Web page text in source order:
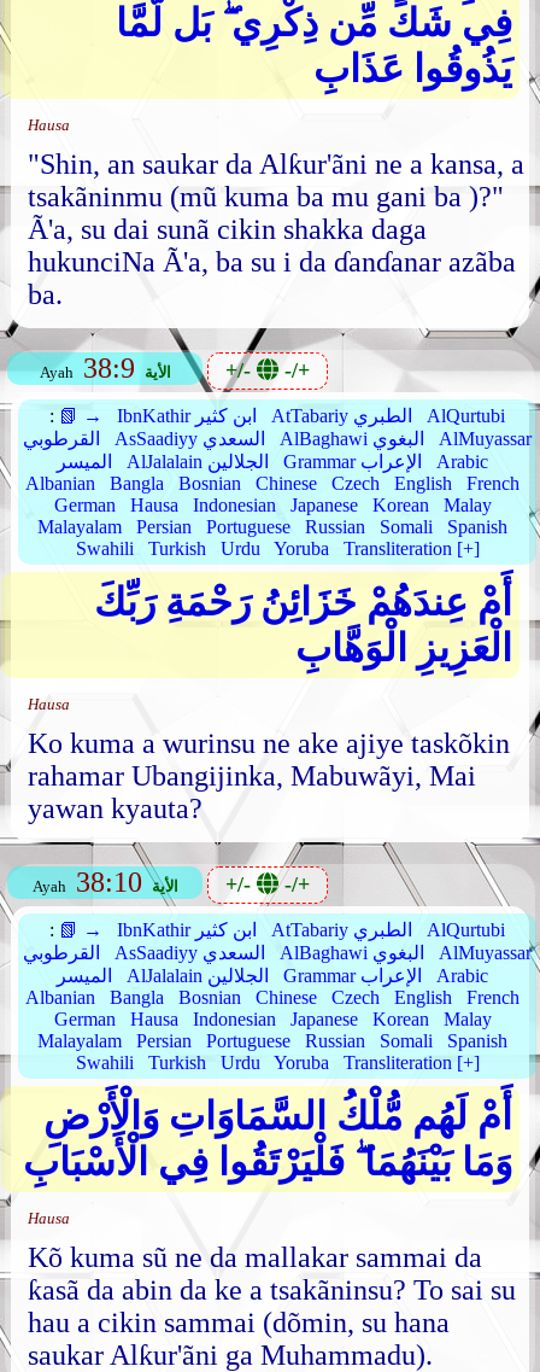
فِي شَكٍّ مِّن ذِكْرِي ۖ بَل لَّمَّا
يَذُوقُوا عَذَابِ
Hausa
"Shin, an saukar da Alƙur'ãni ne a kansa, a
tsakãninmu (mũ kuma ba mu gani ba )?"
Ã'a, su dai sunã cikin shakka daga
hukunciNa Ã'a, ba su i da ɗanɗanar azãba
ba.
Ayah 38:9 الأية +/- -/+
: 📗 → IbnKathir ابن كثير AtTabariy الطبري
AlQurtubi
القرطوبي
AsSaadiyy السعدي AlBaghawi البغوي
AlMuyassar
الميسر
AlJalalain الجلالين Grammar الإعراب
Arabic
Albanian
Bangla Bosnian Chinese Czech English
French
German
Hausa Indonesian Japanese Korean
Malay
Malayalam
Persian Portuguese Russian Somali
Spanish
Swahili
Turkish Urdu Yoruba Transliteration [+]
أَمْ عِندَهُمْ خَزَائِنُ رَحْمَةِ رَبِّكَ
الْعَزِيزِ الْوَهَّابِ
Hausa
Ko kuma a wurinsu ne ake ajiye taskõkin
rahamar Ubangijinka, Mabuwãyi, Mai
yawan kyauta?
Ayah 38:10 الأية +/- -/+
: 📗 → IbnKathir ابن كثير AtTabariy الطبري
AlQurtubi
القرطوبي
AsSaadiyy السعدي AlBaghawi البغوي
AlMuyassar
الميسر
AlJalalain الجلالين Grammar الإعراب
Arabic
Albanian
Bangla Bosnian Chinese Czech English
French
German
Hausa Indonesian Japanese Korean
Malay
Malayalam
Persian Portuguese Russian Somali
Spanish
Swahili
Turkish Urdu Yoruba Transliteration [+]
أَمْ لَهُم مُّلْكُ السَّمَاوَاتِ وَالْأَرْضِ
وَمَا بَيْنَهُمَا ۖ فَلْيَرْتَقُوا فِي الْأَسْبَابِ
Hausa
Kõ kuma sũ ne da mallakar sammai da
ƙasã da abin da ke a tsakãninsu? To sai su
hau a cikin sammai (dõmin, su hana
saukar Alƙur'ãni ga Muhammadu).